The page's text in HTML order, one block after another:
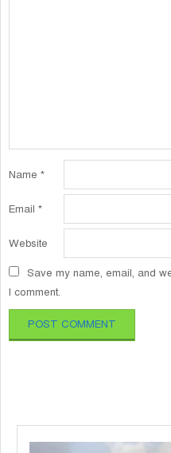
Name *
Email *
Website
Save my name, email, and
I comment.